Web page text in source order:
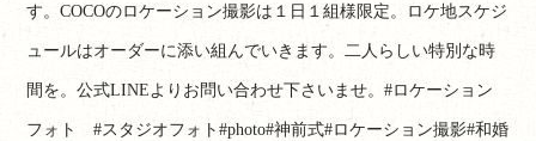
す。COCOのロケーション撮影は１日１組様限定。ロケ地スケジ
ュールはオーダーに添い組んでいきます。二人らしい特別な時
間を。公式LINEよりお問い合わせ下さいませ。#ロケーション
フォト #スタジオフォト#photo#神前式#ロケーション撮影#和婚